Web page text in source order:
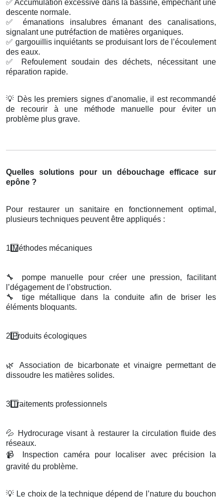
✅ Accumulation excessive dans la bassine, empêchant une
descente normale.
✅
émanations insalubres émanant des canalisations,
signalant une putréfaction de matières organiques.
✅ gargouillis inquiétants se produisant lors de l’écoulement
des eaux.
✅
Refoulement soudain des déchets, nécessitant une
réparation rapide.
💡 Dès les premiers signes d’anomalie, il est recommandé
de recourir à une méthode manuelle pour éviter un
problème plus grave.
Quelles solutions pour un débouchage efficace sur
epône ?
Pour restaurer un sanitaire en fonctionnement optimal,
plusieurs techniques peuvent être appliqués :
1️ Méthodes mécaniques
🔧
pompe manuelle pour créer une pression, facilitant
l’dégagement de l’obstruction.
🔧
tige métallique dans la conduite afin de briser les
éléments bloquants.
2️ Produits écologiques
🌿
Association de bicarbonate et vinaigre permettant de
dissoudre les matières solides.
3️Traitements professionnels
💦
Hydrocurage visant à restaurer la circulation fluide des
réseaux.
📹
Inspection caméra pour localiser avec précision la
gravité du problème.
💡 Le choix de la technique dépend de l’nature du bouchon